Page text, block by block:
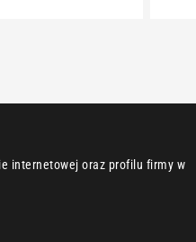
internetowej oraz profilu firmy w